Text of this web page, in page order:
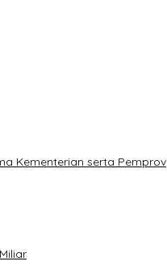
Kementerian serta Pemprov